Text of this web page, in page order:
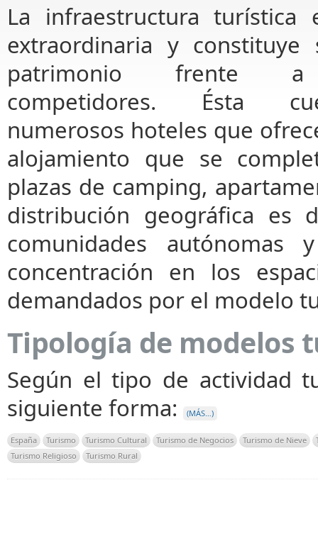
La infraestructura turística
extraordinaria y constituye
patrimonio frente a
competidores. Ésta
numerosos hoteles que
alojamiento que se
plazas de camping,
distribución geográfica es
comunidades
concentración en los
demandados por el modelo
Tipología de modelos
Según el tipo de actividad
siguiente forma:
(MÁS…)
España Turismo Turismo Cultural Turismo de Negocios Turismo de Nieve
Turismo Religioso
Turismo Rural